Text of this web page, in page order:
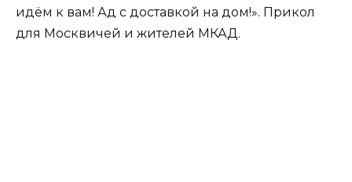
идём к вам! Ад с доставкой на дом!». Прикол
для Москвичей и жителей МКАД.